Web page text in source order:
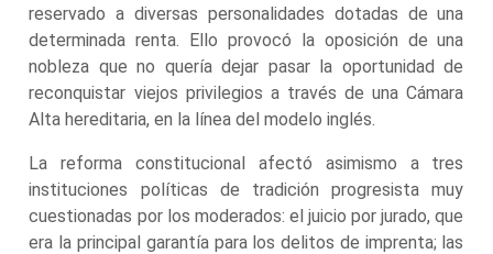
reservado a diversas personalidades dotadas de una
determinada renta. Ello provocó la oposición de una
nobleza que no quería dejar pasar la oportunidad de
reconquistar viejos privilegios a través de una Cámara
Alta hereditaria, en la línea del modelo inglés.
La reforma constitucional afectó asimismo a tres
instituciones políticas de tradición progresista muy
cuestionadas por los moderados: el juicio por jurado, que
era la principal garantía para los delitos de imprenta; las